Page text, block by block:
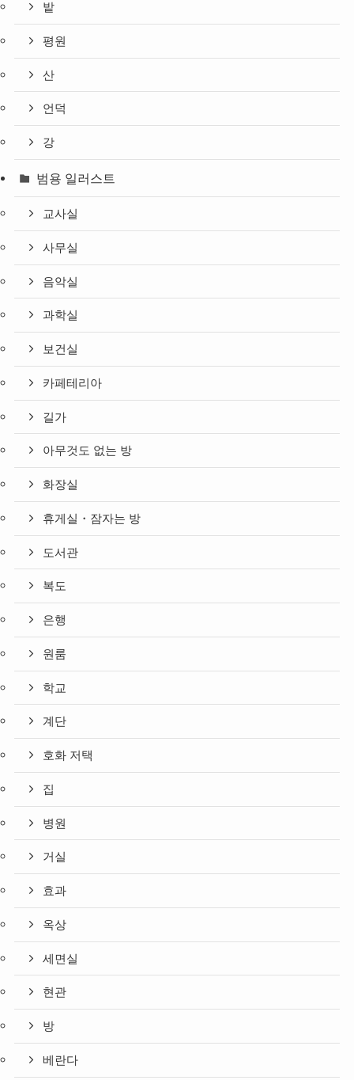
밭
평원
산
언덕
강
범용 일러스트
교사실
사무실
음악실
과학실
보건실
카페테리아
길가
아무것도 없는 방
화장실
휴게실・잠자는 방
도서관
복도
은행
원룸
학교
계단
호화 저택
집
병원
거실
효과
옥상
세면실
현관
방
베란다